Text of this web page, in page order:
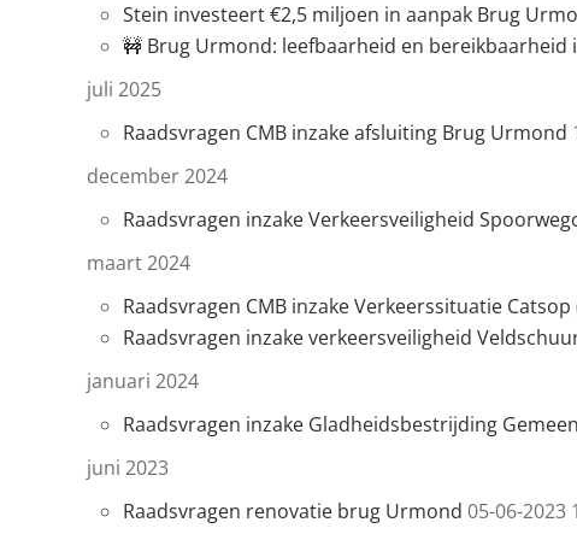
Stein investeert €2,5 miljoen in aanpak Brug
🚧 Brug Urmond: leefbaarheid en bereikbaarheid
juli 2025
Raadsvragen CMB inzake afsluiting Brug Urmond
december 2024
Raadsvragen inzake Verkeersveiligheid
maart 2024
Raadsvragen CMB inzake Verkeerssituatie
Raadsvragen inzake verkeersveiligheid
januari 2024
Raadsvragen inzake Gladheidsbestrijding
juni 2023
Raadsvragen renovatie brug Urmond 05-06-2023